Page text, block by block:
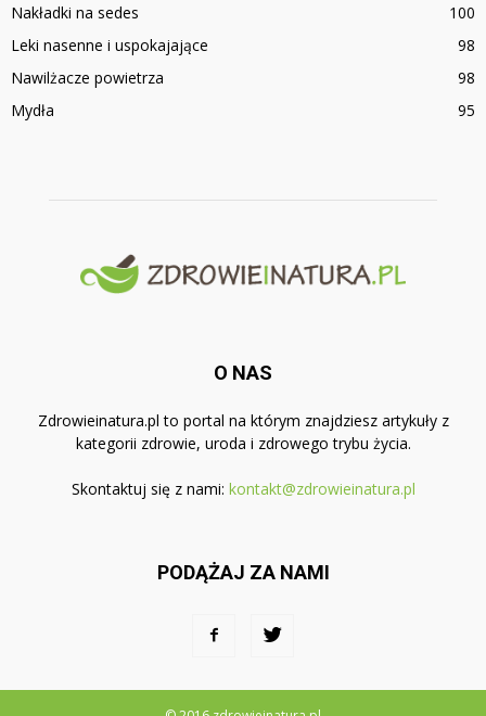
Nakładki na sedes
100
Leki nasenne i uspokajające
98
Nawilżacze powietrza
98
Mydła
95
O NAS
Zdrowieinatura.pl to portal na którym znajdziesz artykuły z
kategorii zdrowie, uroda i zdrowego trybu życia.
Skontaktuj się z nami: kontakt@zdrowieinatura.pl
PODĄŻAJ ZA NAMI